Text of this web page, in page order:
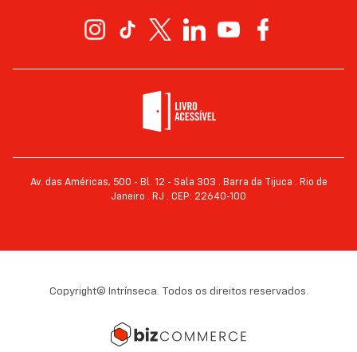
Av. das Américas, 500 - Bl. 12 - Sala 303 . Barra da Tijuca . Rio de
Janeiro . RJ . CEP: 22640-100
Copyright© Intrínseca. Todos os direitos reservados.